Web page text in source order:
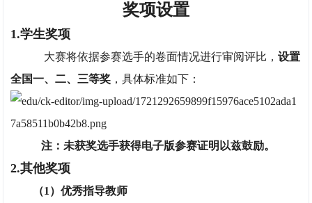
奖项设置
1.学生奖项
大赛将依据参赛选手的卷面情况进行审阅评比，设置
全国一、二、三等奖 ，具体标准如下：
注：未获奖选手获得电子版参赛证明以兹鼓励。
2.其他奖项
（1）优秀指导教师